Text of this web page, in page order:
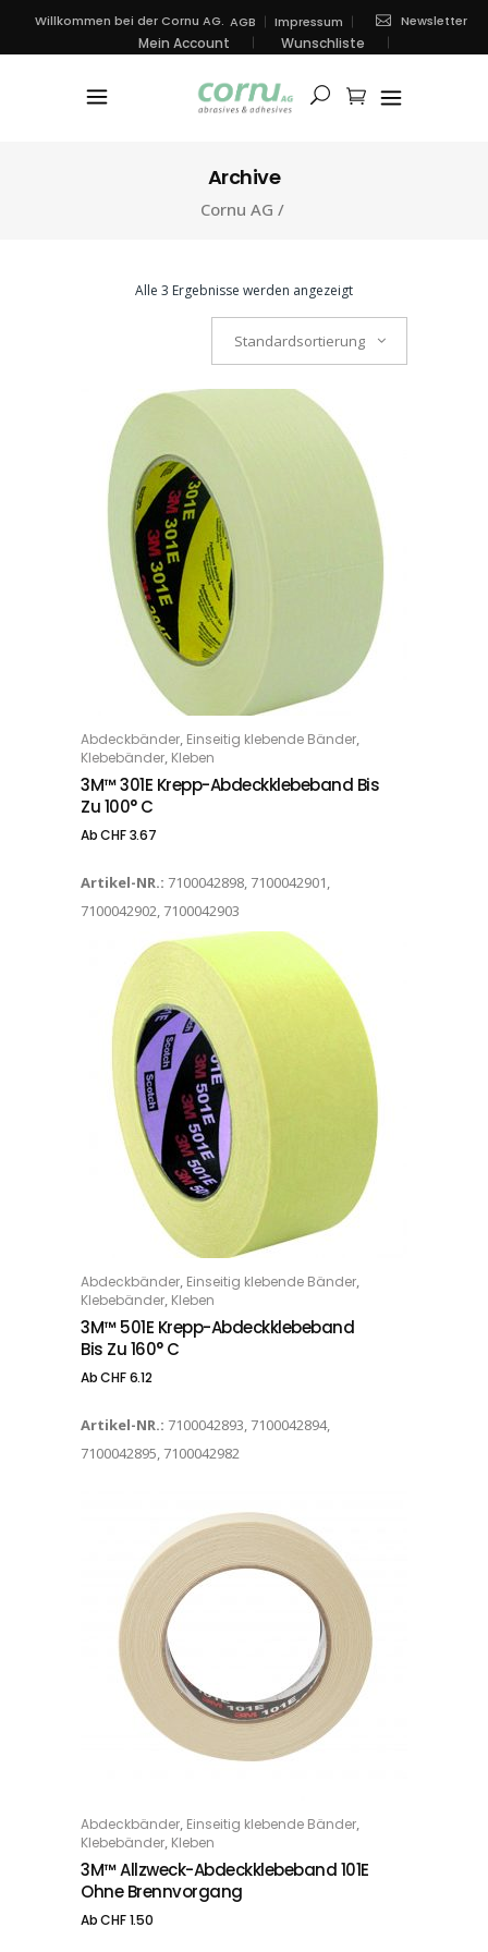
Willkommen bei der Cornu AG. AGB Impressum Newsletter
Mein Account Wunschliste
Archive
Cornu AG /
Alle 3 Ergebnisse werden angezeigt
Standardsortierung
OPTIONS
Abdeckbänder, Einseitig klebende Bänder,
Klebebänder, Kleben
3M™ 301E Krepp-Abdeckklebeband Bis
Zu 100° C
AbCHF3.67
Artikel-NR.: 7100042898, 7100042901,
7100042902, 7100042903
OPTIONS
Abdeckbänder, Einseitig klebende Bänder,
Klebebänder, Kleben
3M™ 501E Krepp-Abdeckklebeband
Bis Zu 160° C
AbCHF6.12
Artikel-NR.: 7100042893, 7100042894,
7100042895, 7100042982
OPTIONS
Abdeckbänder, Einseitig klebende Bänder,
Klebebänder, Kleben
3M™ Allzweck-Abdeckklebeband 101E
Ohne Brennvorgang
AbCHF1.50